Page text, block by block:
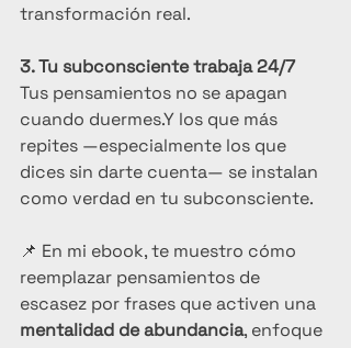
transformación real.
3. Tu subconsciente trabaja 24/7
Tus pensamientos no se apagan
cuando duermes.Y los que más
repites —especialmente los que
dices sin darte cuenta— se instalan
como verdad en tu subconsciente.
📌 En mi ebook, te muestro cómo
reemplazar pensamientos de
escasez por frases que activen una
mentalidad de abundancia, enfoque